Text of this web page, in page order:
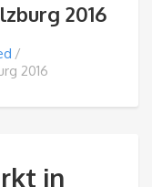
2016
2016
in